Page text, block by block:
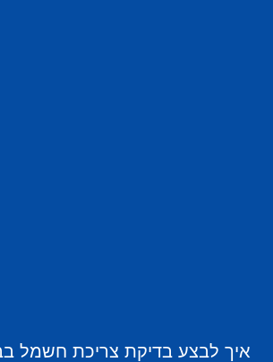
איך לבצע בדיקת צריכת חשמל